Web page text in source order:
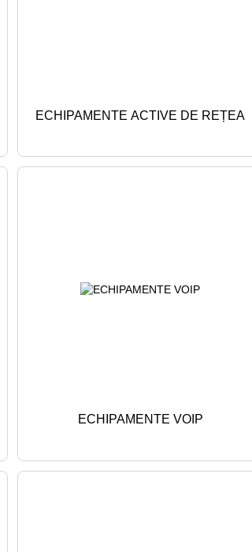
ECHIPAMENTE ACTIVE DE REȚEA
ECHIPAMENTE VOIP